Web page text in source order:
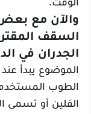
والآن مع
السقف
الجدران في
الموضوع يبدأ
الطوب
الفلين أو تسمى